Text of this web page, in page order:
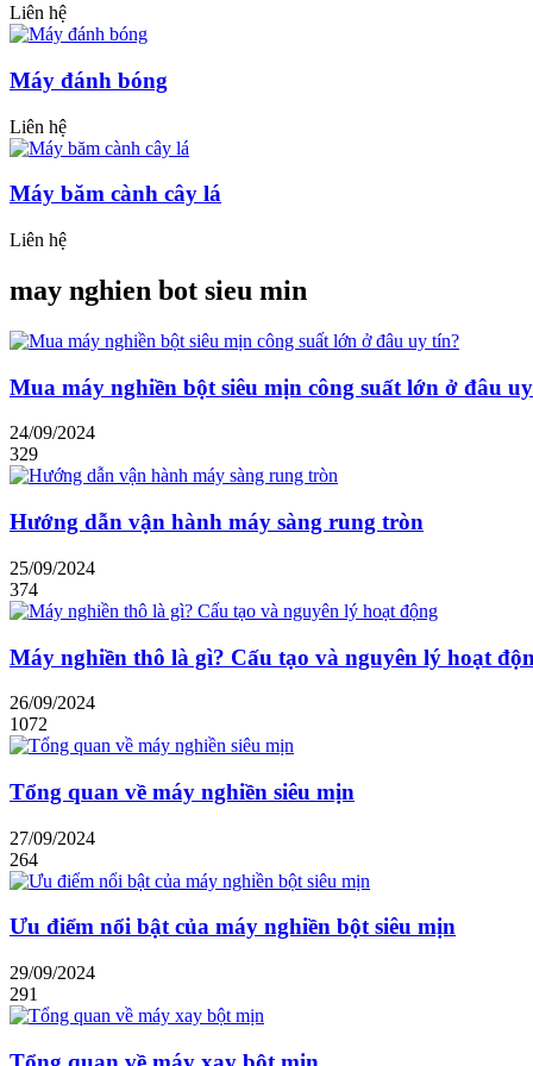
Liên hệ
Máy đánh bóng
Liên hệ
Máy băm cành cây lá
Liên hệ
may nghien bot sieu min
Mua máy nghiền bột siêu mịn công suất lớn ở đâu
24/09/2024
329
Hướng dẫn vận hành máy sàng rung tròn
25/09/2024
374
Máy nghiền thô là gì? Cấu tạo và nguyên lý hoạt
26/09/2024
1072
Tổng quan về máy nghiền siêu mịn
27/09/2024
264
Ưu điểm nổi bật của máy nghiền bột siêu mịn
29/09/2024
291